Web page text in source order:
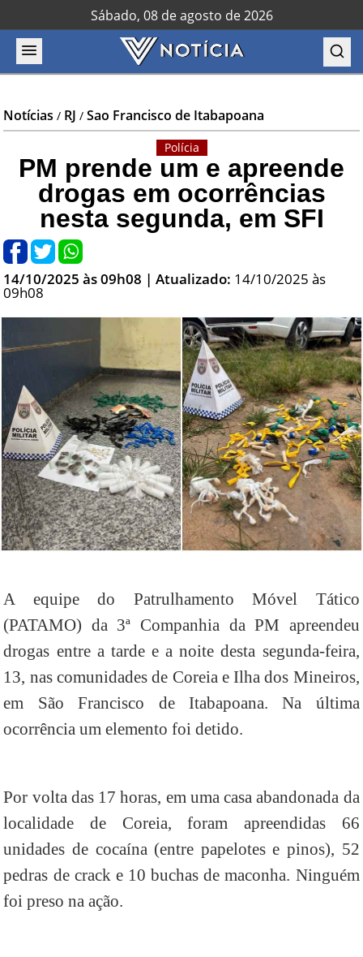
Sábado, 08 de agosto de 2026
Notícias / RJ /Sao Francisco de Itabapoana
Polícia
PM prende um e apreende
drogas em ocorrências
nesta segunda, em SFI
14/10/2025 às 09h08 | Atualizado: 14/10/2025 às
09h08
A equipe do Patrulhamento Móvel Tático
(PATAMO) da 3ª Companhia da PM apreendeu
drogas entre a tarde e a noite desta segunda-feira,
13, nas comunidades de Coreia e Ilha dos Mineiros,
em São Francisco de Itabapoana. Na última
ocorrência um elemento foi detido.
Por volta das 17 horas, em uma casa abandonada da
localidade de Coreia, foram apreendidas 66
unidades de cocaína (entre papelotes e pinos), 52
pedras de crack e 10 buchas de maconha. Ninguém
foi preso na ação.